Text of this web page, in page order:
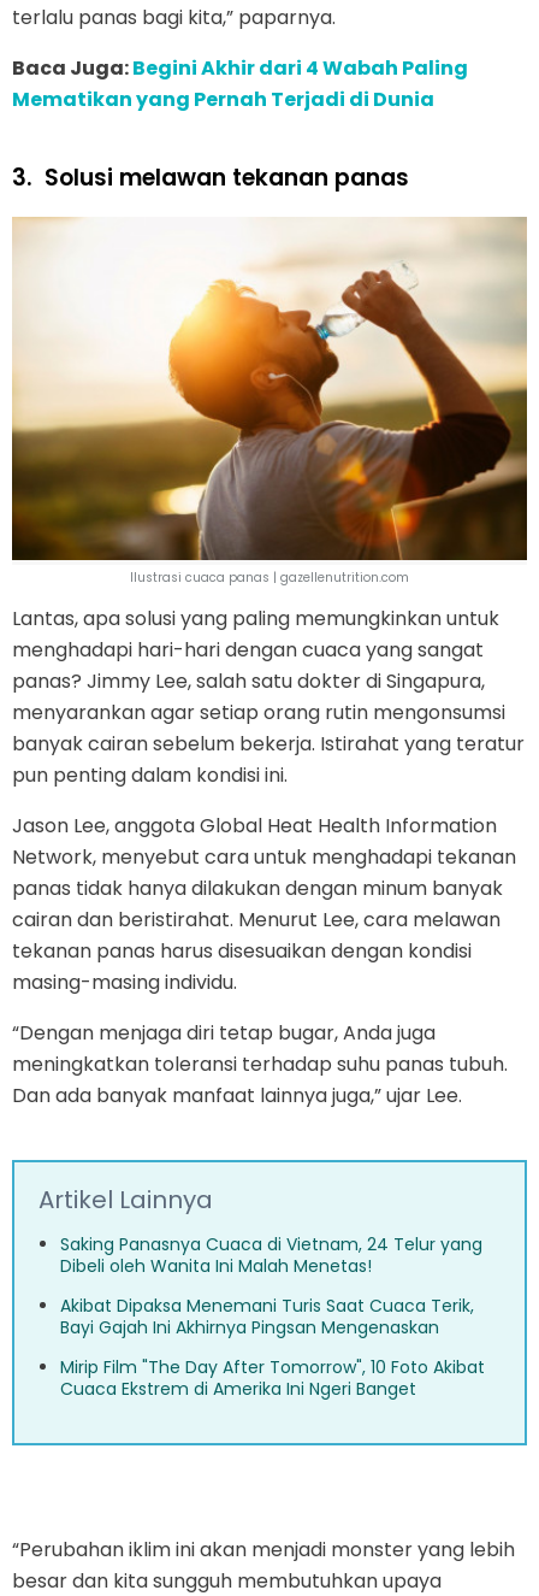
terlalu panas bagi kita,” paparnya.
Baca Juga:Begini Akhir dari 4 Wabah Paling
Mematikan yang Pernah Terjadi di Dunia
3. Solusi melawan tekanan panas
Ilustrasi cuaca panas | gazellenutrition.com
Lantas, apa solusi yang paling memungkinkan untuk
menghadapi hari-hari dengan cuaca yang sangat
panas? Jimmy Lee, salah satu dokter di Singapura,
menyarankan agar setiap orang rutin mengonsumsi
banyak cairan sebelum bekerja. Istirahat yang teratur
pun penting dalam kondisi ini.
Jason Lee, anggota Global Heat Health Information
Network, menyebut cara untuk menghadapi tekanan
panas tidak hanya dilakukan dengan minum banyak
cairan dan beristirahat. Menurut Lee, cara melawan
tekanan panas harus disesuaikan dengan kondisi
masing-masing individu.
“Dengan menjaga diri tetap bugar, Anda juga
meningkatkan toleransi terhadap suhu panas tubuh.
Dan ada banyak manfaat lainnya juga,” ujar Lee.
Artikel Lainnya
Saking Panasnya Cuaca di Vietnam, 24 Telur yang
Dibeli oleh Wanita Ini Malah Menetas!
Akibat Dipaksa Menemani Turis Saat Cuaca Terik,
Bayi Gajah Ini Akhirnya Pingsan Mengenaskan
Mirip Film "The Day After Tomorrow", 10 Foto Akibat
Cuaca Ekstrem di Amerika Ini Ngeri Banget
“Perubahan iklim ini akan menjadi monster yang lebih
besar dan kita sungguh membutuhkan upaya